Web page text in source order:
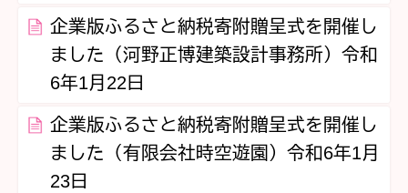
企業版ふるさと納税寄附贈呈式を開催し
ました（河野正博建築設計事務所）令和
6年1月22日
企業版ふるさと納税寄附贈呈式を開催し
ました（有限会社時空遊園）令和6年1月
23日